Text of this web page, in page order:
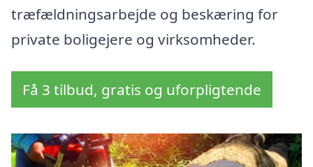
træfældningsarbejde og beskæring for
private boligejere og virksomheder.
Få 3 tilbud, gratis og uforpligtende